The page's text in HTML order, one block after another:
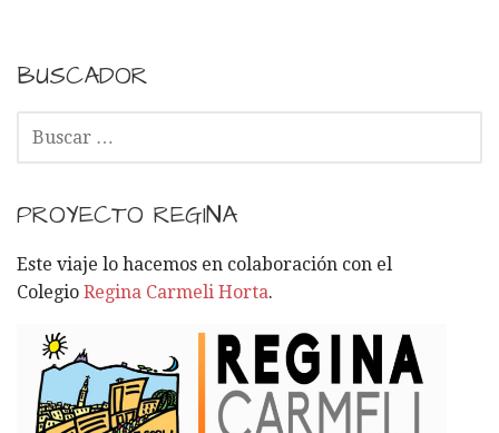
e
g
c
i
ó
BUSCADOR
C
R
:
PROYECTO REGINA
Este viaje lo hacemos en colaboración con el
Colegio Regina Carmeli Horta.